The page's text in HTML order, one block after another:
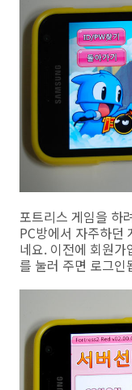
포트리스 게임을 하
PC방에서 자주하던
네요. 이전에 회원
를 눌러 주면 로그인